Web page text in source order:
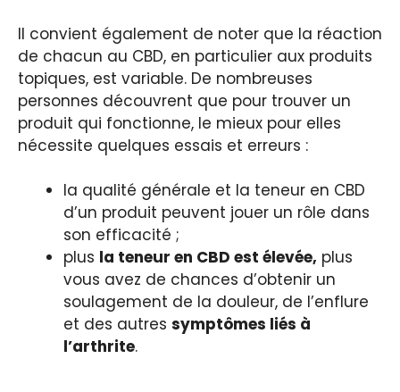
Il convient également de noter que la réaction
de chacun au CBD, en particulier aux produits
topiques, est variable. De nombreuses
personnes découvrent que pour trouver un
produit qui fonctionne, le mieux pour elles
nécessite quelques essais et erreurs :
la qualité générale et la teneur en CBD
d’un produit peuvent jouer un rôle dans
son efficacité ;
plus la teneur en CBD est élevée, plus
vous avez de chances d’obtenir un
soulagement de la douleur, de l’enflure
et des autres symptômes liés à
l’arthrite.